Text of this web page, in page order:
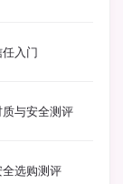
入门
与安全测评
选购测评